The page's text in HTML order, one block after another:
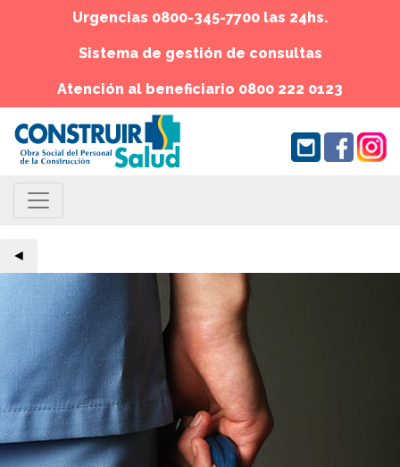
Urgencias 0800-345-7700 las 24hs.
Sistema de gestión de consultas
Atención al beneficiario 0800 222 0123
◄